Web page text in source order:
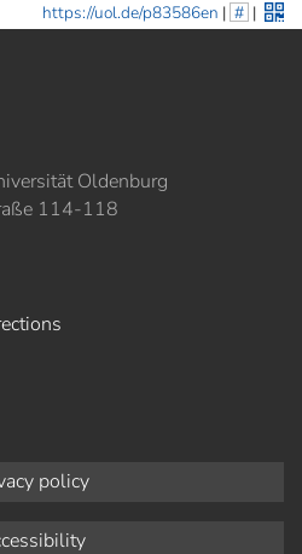
https://uol.de/p83586en | # |
Oldenburg
114-118
policy